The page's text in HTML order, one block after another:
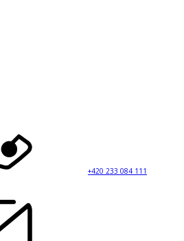
+420 233 084 111